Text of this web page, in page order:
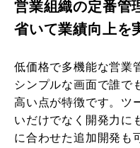
営業組織の定番管
省いて業績向上を
低価格で多機能な営業
シンプルな画面で誰で
高い点が特徴です。ツ
いだけでなく開発力に
に合わせた追加開発も